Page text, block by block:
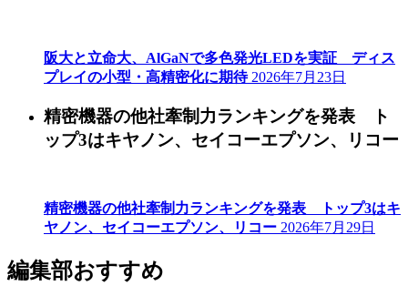
阪大と立命大、AlGaNで多色発光LEDを実証 ディス
プレイの小型・高精密化に期待 2026年7月23日
精密機器の他社牽制力ランキングを発表 ト
ップ3はキヤノン、セイコーエプソン、リコー
精密機器の他社牽制力ランキングを発表 トップ3はキ
ヤノン、セイコーエプソン、リコー 2026年7月29日
編集部おすすめ